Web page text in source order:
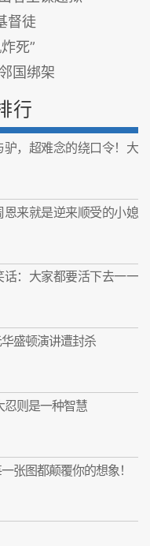
督徒
死”
国绑架
行
，超难念的绕口令！大
恩来就是逆来顺受的小媳
：大家都要活下去一一
盛顿演讲遭封杀
忍则是一种智慧
张图都颠覆你的想象！